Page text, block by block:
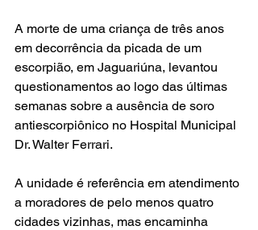
A morte de uma criança de três anos
em decorrência da picada de um
escorpião, em Jaguariúna, levantou
questionamentos ao logo das últimas
semanas sobre a ausência de soro
antiescorpiônico no Hospital Municipal
Dr. Walter Ferrari.
A unidade é referência em atendimento
a moradores de pelo menos quatro
cidades vizinhas, mas encaminha